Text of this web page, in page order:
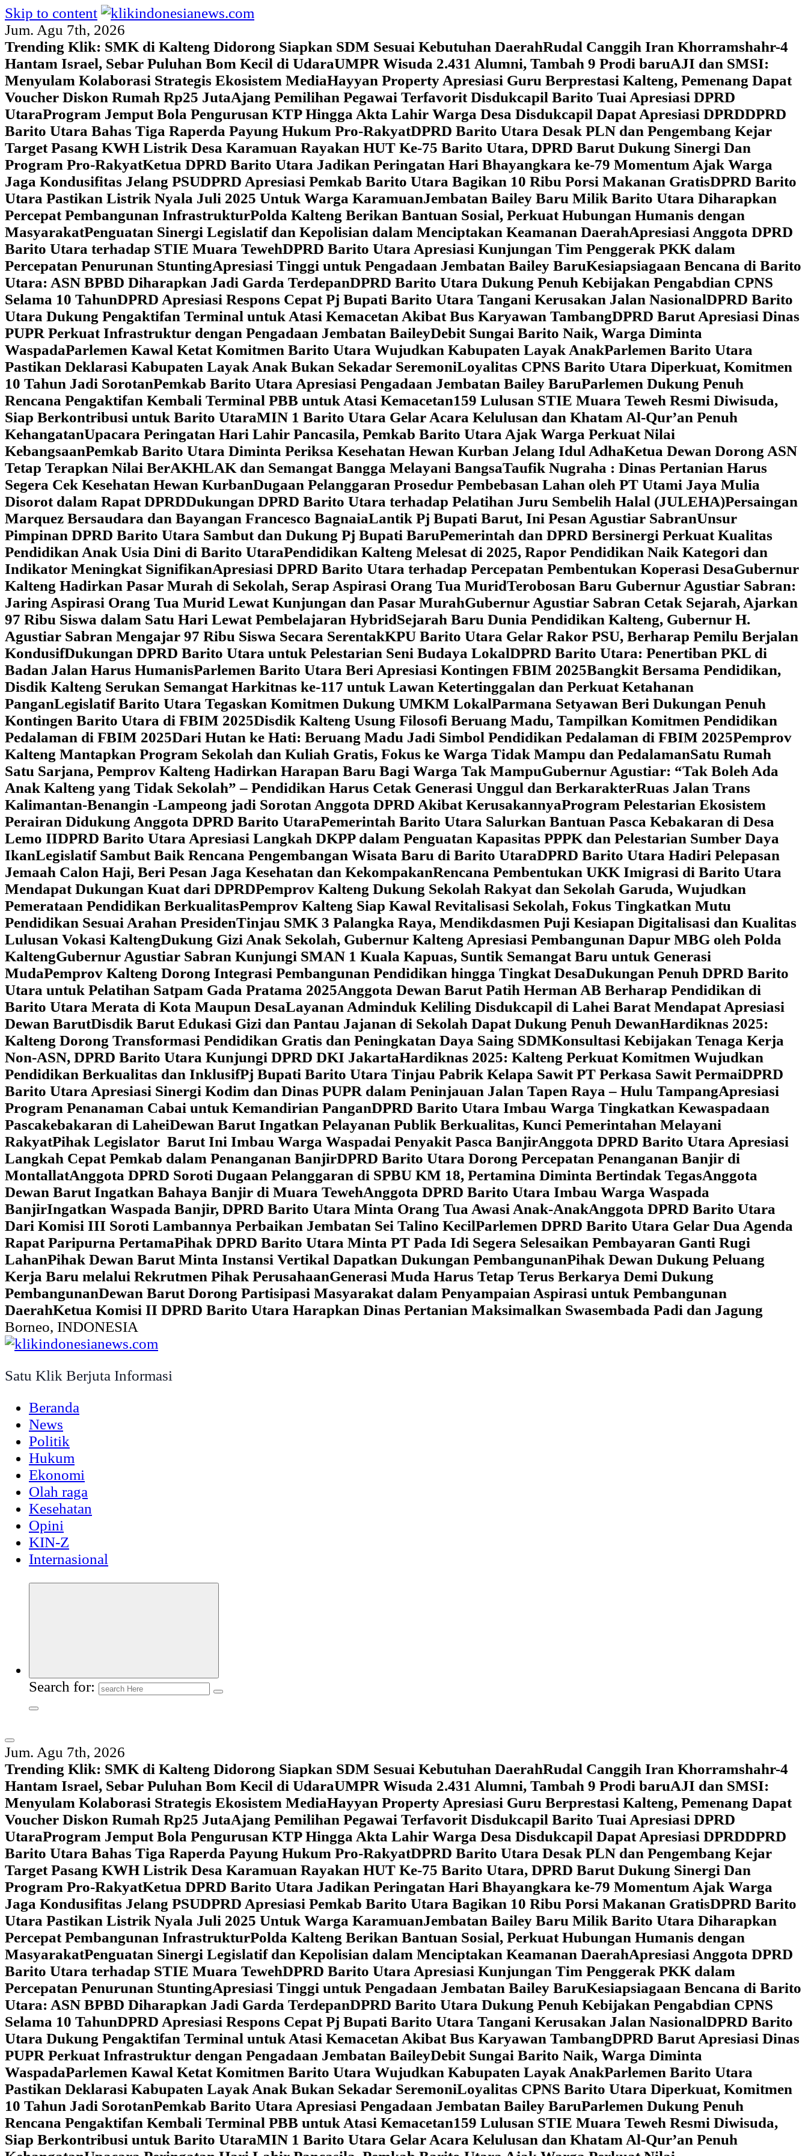
Skip to content
Jum. Agu 7th, 2026
Trending Klik: SMK di Kalteng Didorong Siapkan SDM Sesuai Kebutuhan DaerahRudal Canggih Iran Khorramshahr-4
Hantam Israel, Sebar Puluhan Bom Kecil di UdaraUMPR Wisuda 2.431 Alumni, Tambah 9 Prodi baruAJI dan SMSI:
Menyulam Kolaborasi Strategis Ekosistem MediaHayyan Property Apresiasi Guru Berprestasi Kalteng, Pemenang Dapat
Voucher Diskon Rumah Rp25 JutaAjang Pemilihan Pegawai Terfavorit Disdukcapil Barito Tuai Apresiasi DPRD
UtaraProgram Jemput Bola Pengurusan KTP Hingga Akta Lahir Warga Desa Disdukcapil Dapat Apresiasi DPRDDPRD
Barito Utara Bahas Tiga Raperda Payung Hukum Pro-RakyatDPRD Barito Utara Desak PLN dan Pengembang Kejar
Target Pasang KWH Listrik Desa Karamuan Rayakan HUT Ke-75 Barito Utara, DPRD Barut Dukung Sinergi Dan
Program Pro-RakyatKetua DPRD Barito Utara Jadikan Peringatan Hari Bhayangkara ke-79 Momentum Ajak Warga
Jaga Kondusifitas Jelang PSUDPRD Apresiasi Pemkab Barito Utara Bagikan 10 Ribu Porsi Makanan GratisDPRD Barito
Utara Pastikan Listrik Nyala Juli 2025 Untuk Warga KaramuanJembatan Bailey Baru Milik Barito Utara Diharapkan
Percepat Pembangunan InfrastrukturPolda Kalteng Berikan Bantuan Sosial, Perkuat Hubungan Humanis dengan
MasyarakatPenguatan Sinergi Legislatif dan Kepolisian dalam Menciptakan Keamanan DaerahApresiasi Anggota DPRD
Barito Utara terhadap STIE Muara TewehDPRD Barito Utara Apresiasi Kunjungan Tim Penggerak PKK dalam
Percepatan Penurunan StuntingApresiasi Tinggi untuk Pengadaan Jembatan Bailey BaruKesiapsiagaan Bencana di Barito
Utara: ASN BPBD Diharapkan Jadi Garda TerdepanDPRD Barito Utara Dukung Penuh Kebijakan Pengabdian CPNS
Selama 10 TahunDPRD Apresiasi Respons Cepat Pj Bupati Barito Utara Tangani Kerusakan Jalan NasionalDPRD Barito
Utara Dukung Pengaktifan Terminal untuk Atasi Kemacetan Akibat Bus Karyawan TambangDPRD Barut Apresiasi Dinas
PUPR Perkuat Infrastruktur dengan Pengadaan Jembatan BaileyDebit Sungai Barito Naik, Warga Diminta
WaspadaParlemen Kawal Ketat Komitmen Barito Utara Wujudkan Kabupaten Layak AnakParlemen Barito Utara
Pastikan Deklarasi Kabupaten Layak Anak Bukan Sekadar SeremoniLoyalitas CPNS Barito Utara Diperkuat, Komitmen
10 Tahun Jadi SorotanPemkab Barito Utara Apresiasi Pengadaan Jembatan Bailey BaruParlemen Dukung Penuh
Rencana Pengaktifan Kembali Terminal PBB untuk Atasi Kemacetan159 Lulusan STIE Muara Teweh Resmi Diwisuda,
Siap Berkontribusi untuk Barito UtaraMIN 1 Barito Utara Gelar Acara Kelulusan dan Khatam Al-Qur’an Penuh
KehangatanUpacara Peringatan Hari Lahir Pancasila, Pemkab Barito Utara Ajak Warga Perkuat Nilai
KebangsaanPemkab Barito Utara Diminta Periksa Kesehatan Hewan Kurban Jelang Idul AdhaKetua Dewan Dorong ASN
Tetap Terapkan Nilai BerAKHLAK dan Semangat Bangga Melayani BangsaTaufik Nugraha : Dinas Pertanian Harus
Segera Cek Kesehatan Hewan KurbanDugaan Pelanggaran Prosedur Pembebasan Lahan oleh PT Utami Jaya Mulia
Disorot dalam Rapat DPRDDukungan DPRD Barito Utara terhadap Pelatihan Juru Sembelih Halal (JULEHA)Persaingan
Marquez Bersaudara dan Bayangan Francesco BagnaiaLantik Pj Bupati Barut, Ini Pesan Agustiar SabranUnsur
Pimpinan DPRD Barito Utara Sambut dan Dukung Pj Bupati BaruPemerintah dan DPRD Bersinergi Perkuat Kualitas
Pendidikan Anak Usia Dini di Barito Utara‎Pendidikan Kalteng Melesat di 2025, Rapor Pendidikan Naik Kategori dan
Indikator Meningkat SignifikanApresiasi DPRD Barito Utara terhadap Percepatan Pembentukan Koperasi Desa‎Gubernur
Kalteng Hadirkan Pasar Murah di Sekolah, Serap Aspirasi Orang Tua Murid‎Terobosan Baru Gubernur Agustiar Sabran:
Jaring Aspirasi Orang Tua Murid Lewat Kunjungan dan Pasar MurahGubernur Agustiar Sabran Cetak Sejarah, Ajarkan
97 Ribu Siswa dalam Satu Hari Lewat Pembelajaran HybridSejarah Baru Dunia Pendidikan Kalteng, Gubernur H.
Agustiar Sabran Mengajar 97 Ribu Siswa Secara SerentakKPU Barito Utara Gelar Rakor PSU, Berharap Pemilu Berjalan
KondusifDukungan DPRD Barito Utara untuk Pelestarian Seni Budaya LokalDPRD Barito Utara: Penertiban PKL di
Badan Jalan Harus HumanisParlemen Barito Utara Beri Apresiasi Kontingen FBIM 2025‎Bangkit Bersama Pendidikan,
Disdik Kalteng Serukan Semangat Harkitnas ke-117 untuk Lawan Ketertinggalan dan Perkuat Ketahanan
PanganLegislatif Barito Utara Tegaskan Komitmen Dukung UMKM LokalParmana Setyawan Beri Dukungan Penuh
Kontingen Barito Utara di FBIM 2025Disdik Kalteng Usung Filosofi Beruang Madu, Tampilkan Komitmen Pendidikan
Pedalaman di FBIM 2025‎Dari Hutan ke Hati: Beruang Madu Jadi Simbol Pendidikan Pedalaman di FBIM 2025‎Pemprov
Kalteng Mantapkan Program Sekolah dan Kuliah Gratis, Fokus ke Warga Tidak Mampu dan Pedalaman‎Satu Rumah
Satu Sarjana, Pemprov Kalteng Hadirkan Harapan Baru Bagi Warga Tak Mampu‎Gubernur Agustiar: “Tak Boleh Ada
Anak Kalteng yang Tidak Sekolah” – Pendidikan Harus Cetak Generasi Unggul dan BerkarakterRuas Jalan Trans
Kalimantan-Benangin -Lampeong jadi Sorotan Anggota DPRD Akibat KerusakannyaProgram Pelestarian Ekosistem
Perairan Didukung Anggota DPRD Barito UtaraPemerintah Barito Utara Salurkan Bantuan Pasca Kebakaran di Desa
Lemo IIDPRD Barito Utara Apresiasi Langkah DKPP dalam Penguatan Kapasitas PPPK dan Pelestarian Sumber Daya
IkanLegislatif Sambut Baik Rencana Pengembangan Wisata Baru di Barito UtaraDPRD Barito Utara Hadiri Pelepasan
Jemaah Calon Haji, Beri Pesan Jaga Kesehatan dan KekompakanRencana Pembentukan UKK Imigrasi di Barito Utara
Mendapat Dukungan Kuat dari DPRD‎Pemprov Kalteng Dukung Sekolah Rakyat dan Sekolah Garuda, Wujudkan
Pemerataan Pendidikan Berkualitas‎Pemprov Kalteng Siap Kawal Revitalisasi Sekolah, Fokus Tingkatkan Mutu
Pendidikan Sesuai Arahan Presiden‎Tinjau SMK 3 Palangka Raya, Mendikdasmen Puji Kesiapan Digitalisasi dan Kualitas
Lulusan Vokasi Kalteng‎Dukung Gizi Anak Sekolah, Gubernur Kalteng Apresiasi Pembangunan Dapur MBG oleh Polda
Kalteng‎Gubernur Agustiar Sabran Kunjungi SMAN 1 Kuala Kapuas, Suntik Semangat Baru untuk Generasi
Muda‎Pemprov Kalteng Dorong Integrasi Pembangunan Pendidikan hingga Tingkat DesaDukungan Penuh DPRD Barito
Utara untuk Pelatihan Satpam Gada Pratama 2025Anggota Dewan Barut Patih Herman AB Berharap Pendidikan di
Barito Utara Merata di Kota Maupun DesaLayanan Adminduk Keliling Disdukcapil di Lahei Barat Mendapat Apresiasi
Dewan BarutDisdik Barut Edukasi Gizi dan Pantau Jajanan di Sekolah Dapat Dukung Penuh DewanHardiknas 2025:
Kalteng Dorong Transformasi Pendidikan Gratis dan Peningkatan Daya Saing SDMKonsultasi Kebijakan Tenaga Kerja
Non-ASN, DPRD Barito Utara Kunjungi DPRD DKI JakartaHardiknas 2025: Kalteng Perkuat Komitmen Wujudkan
Pendidikan Berkualitas dan InklusifPj Bupati Barito Utara Tinjau Pabrik Kelapa Sawit PT Perkasa Sawit PermaiDPRD
Barito Utara Apresiasi Sinergi Kodim dan Dinas PUPR dalam Peninjauan Jalan Tapen Raya – Hulu TampangApresiasi
Program Penanaman Cabai untuk Kemandirian PanganDPRD Barito Utara Imbau Warga Tingkatkan Kewaspadaan
Pascakebakaran di LaheiDewan Barut Ingatkan Pelayanan Publik Berkualitas, Kunci Pemerintahan Melayani
RakyatPihak Legislator Barut Ini Imbau Warga Waspadai Penyakit Pasca BanjirAnggota DPRD Barito Utara Apresiasi
Langkah Cepat Pemkab dalam Penanganan BanjirDPRD Barito Utara Dorong Percepatan Penanganan Banjir di
MontallatAnggota DPRD Soroti Dugaan Pelanggaran di SPBU KM 18, Pertamina Diminta Bertindak TegasAnggota
Dewan Barut Ingatkan Bahaya Banjir di Muara TewehAnggota DPRD Barito Utara Imbau Warga Waspada
BanjirIngatkan Waspada Banjir, DPRD Barito Utara Minta Orang Tua Awasi Anak-AnakAnggota DPRD Barito Utara
Dari Komisi III Soroti Lambannya Perbaikan Jembatan Sei Talino KecilParlemen DPRD Barito Utara Gelar Dua Agenda
Rapat Paripurna PertamaPihak DPRD Barito Utara Minta PT Pada Idi Segera Selesaikan Pembayaran Ganti Rugi
LahanPihak Dewan Barut Minta Instansi Vertikal Dapatkan Dukungan PembangunanPihak Dewan Dukung Peluang
Kerja Baru melalui Rekrutmen Pihak PerusahaanGenerasi Muda Harus Tetap Terus Berkarya Demi Dukung
PembangunanDewan Barut Dorong Partisipasi Masyarakat dalam Penyampaian Aspirasi untuk Pembangunan
DaerahKetua Komisi II DPRD Barito Utara Harapkan Dinas Pertanian Maksimalkan Swasembada Padi dan Jagung
Borneo, INDONESIA
Satu Klik Berjuta Informasi
Beranda
News
Politik
Hukum
Ekonomi
Olah raga
Kesehatan
Opini
KIN-Z
Internasional
Search for:
Jum. Agu 7th, 2026
Trending Klik: SMK di Kalteng Didorong Siapkan SDM Sesuai Kebutuhan DaerahRudal Canggih Iran Khorramshahr-4
Hantam Israel, Sebar Puluhan Bom Kecil di UdaraUMPR Wisuda 2.431 Alumni, Tambah 9 Prodi baruAJI dan SMSI:
Menyulam Kolaborasi Strategis Ekosistem MediaHayyan Property Apresiasi Guru Berprestasi Kalteng, Pemenang Dapat
Voucher Diskon Rumah Rp25 JutaAjang Pemilihan Pegawai Terfavorit Disdukcapil Barito Tuai Apresiasi DPRD
UtaraProgram Jemput Bola Pengurusan KTP Hingga Akta Lahir Warga Desa Disdukcapil Dapat Apresiasi DPRDDPRD
Barito Utara Bahas Tiga Raperda Payung Hukum Pro-RakyatDPRD Barito Utara Desak PLN dan Pengembang Kejar
Target Pasang KWH Listrik Desa Karamuan Rayakan HUT Ke-75 Barito Utara, DPRD Barut Dukung Sinergi Dan
Program Pro-RakyatKetua DPRD Barito Utara Jadikan Peringatan Hari Bhayangkara ke-79 Momentum Ajak Warga
Jaga Kondusifitas Jelang PSUDPRD Apresiasi Pemkab Barito Utara Bagikan 10 Ribu Porsi Makanan GratisDPRD Barito
Utara Pastikan Listrik Nyala Juli 2025 Untuk Warga KaramuanJembatan Bailey Baru Milik Barito Utara Diharapkan
Percepat Pembangunan InfrastrukturPolda Kalteng Berikan Bantuan Sosial, Perkuat Hubungan Humanis dengan
MasyarakatPenguatan Sinergi Legislatif dan Kepolisian dalam Menciptakan Keamanan DaerahApresiasi Anggota DPRD
Barito Utara terhadap STIE Muara TewehDPRD Barito Utara Apresiasi Kunjungan Tim Penggerak PKK dalam
Percepatan Penurunan StuntingApresiasi Tinggi untuk Pengadaan Jembatan Bailey BaruKesiapsiagaan Bencana di Barito
Utara: ASN BPBD Diharapkan Jadi Garda TerdepanDPRD Barito Utara Dukung Penuh Kebijakan Pengabdian CPNS
Selama 10 TahunDPRD Apresiasi Respons Cepat Pj Bupati Barito Utara Tangani Kerusakan Jalan NasionalDPRD Barito
Utara Dukung Pengaktifan Terminal untuk Atasi Kemacetan Akibat Bus Karyawan TambangDPRD Barut Apresiasi Dinas
PUPR Perkuat Infrastruktur dengan Pengadaan Jembatan BaileyDebit Sungai Barito Naik, Warga Diminta
WaspadaParlemen Kawal Ketat Komitmen Barito Utara Wujudkan Kabupaten Layak AnakParlemen Barito Utara
Pastikan Deklarasi Kabupaten Layak Anak Bukan Sekadar SeremoniLoyalitas CPNS Barito Utara Diperkuat, Komitmen
10 Tahun Jadi SorotanPemkab Barito Utara Apresiasi Pengadaan Jembatan Bailey BaruParlemen Dukung Penuh
Rencana Pengaktifan Kembali Terminal PBB untuk Atasi Kemacetan159 Lulusan STIE Muara Teweh Resmi Diwisuda,
Siap Berkontribusi untuk Barito UtaraMIN 1 Barito Utara Gelar Acara Kelulusan dan Khatam Al-Qur’an Penuh